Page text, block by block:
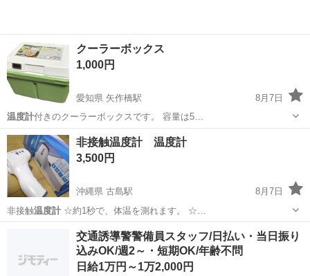
クーラーボックス
1,000円
愛知県 矢作橋駅
8月7日
温度計付きのクーラーボックスです。 容量は5…
愛知 岡崎市 矢作橋駅 その他 クーラーボックス
非接触温度計 温度計
3,500円
沖縄県 古島駅
8月7日
非接触温度計 ☆約1秒で、体温を測れます。 ☆…
古島駅 その他 温度計
交通誘導警警備員スタッフ/日払い・当日振り
込みOK/週2～・短期OK/年齢不問
日給1万円～1万2,000円